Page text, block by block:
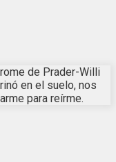
de Prader-Willi
en el suelo, nos
para reírme.